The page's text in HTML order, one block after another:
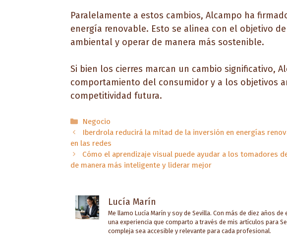
Paralelamente a estos cambios, Alcampo ha
energía renovable. Esto se alinea con el objetivo
ambiental y operar de manera más sostenible.
Si bien los cierres marcan un cambio significativo,
comportamiento del consumidor y a los objetivos
competitividad futura.
Categorías
Negocio
Iberdrola reducirá la mitad de la inversión en energías
en las redes
Cómo el aprendizaje visual puede ayudar a los tomadores
de manera más inteligente y liderar mejor
Lucía Marín
Me llamo Lucía Marín y soy de Sevilla. Con más de diez años
una experiencia que comparto a través de mis artículos para
compleja sea accesible y relevante para cada profesional.